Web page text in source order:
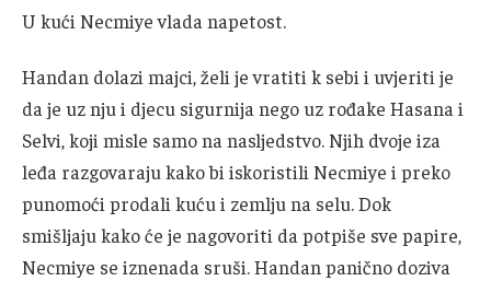
U kući Necmiye vlada napetost.
Handan dolazi majci, želi je vratiti k sebi i uvjeriti je
da je uz nju i djecu sigurnija nego uz rođake Hasana i
Selvi, koji misle samo na nasljedstvo. Njih dvoje iza
leđa razgovaraju kako bi iskoristili Necmiye i preko
punomoći prodali kuću i zemlju na selu. Dok
smišljaju kako će je nagovoriti da potpiše sve papire,
Necmiye se iznenada sruši. Handan panično doziva